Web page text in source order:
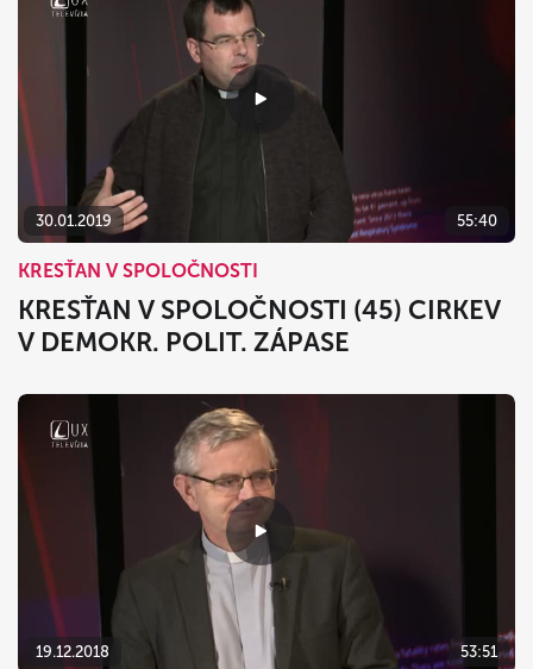
30.01.2019 55:40
KRESŤAN V SPOLOČNOSTI
KRESŤAN V SPOLOČNOSTI (45) CIRKEV
V DEMOKR. POLIT. ZÁPASE
19.12.2018 53:51